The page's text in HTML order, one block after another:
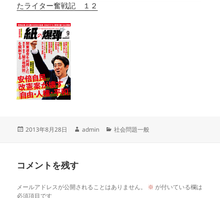
たライター奮戦記 １２
投
2013年8月28日
作
admin
カ
社会問題一般
コメントを残す
メールアドレスが公開されることはありません。 ※ が付いている欄は
必須項目です